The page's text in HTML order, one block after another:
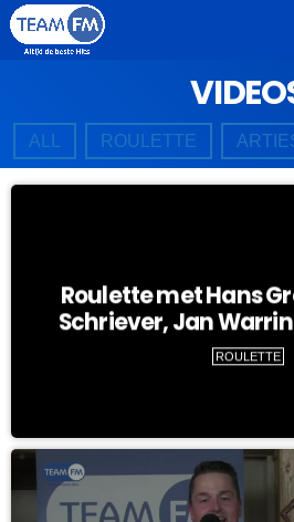
ALL ROULETTE
Roulette met Hans
Schriever, Jan
ROULETTE